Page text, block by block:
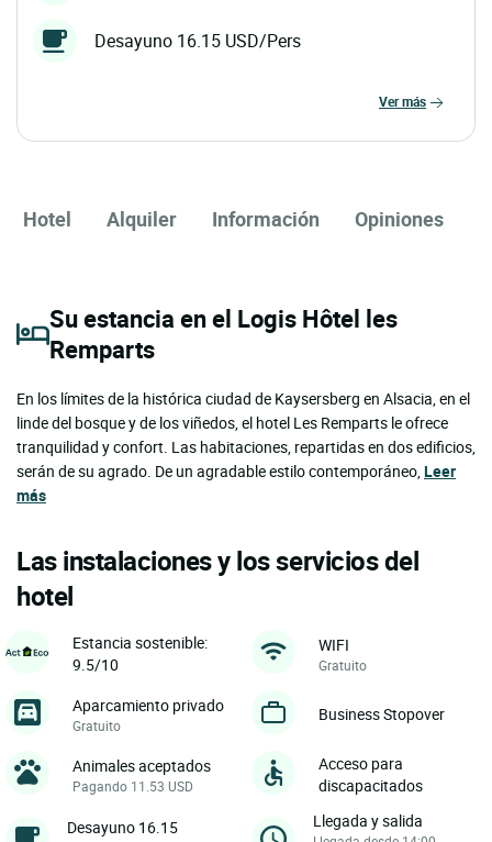
Desayuno 16.15 USD/Pers
ver más
Hotel Alquiler Información Opiniones
Su estancia en el Logis Hôtel les
Remparts
En los límites de la histórica ciudad de Kaysersberg en Alsacia, en el
linde del bosque y de los viñedos, el hotel Les Remparts le ofrece
tranquilidad y confort. Las habitaciones, repartidas en dos edificios,
serán de su agrado. De un agradable estilo contemporáneo,Leer
más
Las instalaciones y los servicios del
hotel
Estancia sostenible:
9.5/10
WIFI
Gratuito
Aparcamiento privado
Gratuito
Business Stopover
Animales aceptados
Pagando 11.53 USD
Acceso para
discapacitados
Desayuno 16.15
Llegada y salida